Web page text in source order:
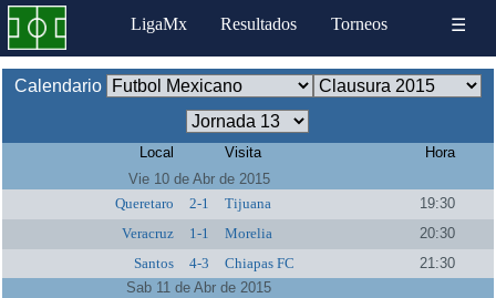
LigaMx Resultados Torneos ☰
Calendario
Local Visita
Hora
Vie 10 de Abr de 2015
Queretaro
2-1 Tijuana
19:30
Veracruz
1-1 Morelia
20:30
Santos
4-3 Chiapas FC
21:30
Sab 11 de Abr de 2015